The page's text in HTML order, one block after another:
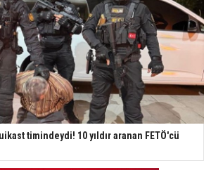
timindeydi! 10 yıldır aranan FETÖ'cü